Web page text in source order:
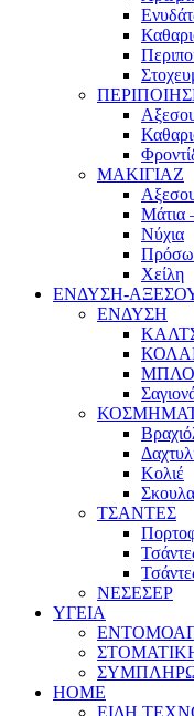
ΜΑΚΙΓΙΑΖ
Μάτια
Νύχια
Χείλη
ΕΝΔΥΣΗ-
ΕΝΔΥΣΗ
Κολιέ
ΤΣΑΝΤΕΣ
ΝΕΣΕΣΕΡ
ΥΓΕΙΑ
HOME